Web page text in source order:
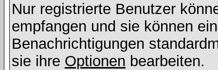
Nur registrierte Benutzer
empfangen und sie können
Benachrichtigungen
sie ihre Optionen bearbeiten.